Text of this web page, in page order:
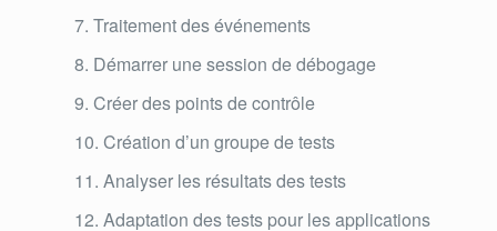
Traitement des événements
Démarrer une session de débogage
Créer des points de contrôle
Création d’un groupe de tests
Analyser les résultats des tests
Adaptation des tests pour les applications